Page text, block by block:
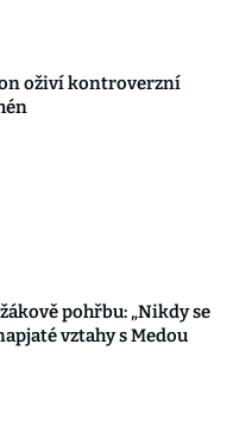
oživí kontroverzní
pohřbu: „Nikdy se
vztahy s Medou